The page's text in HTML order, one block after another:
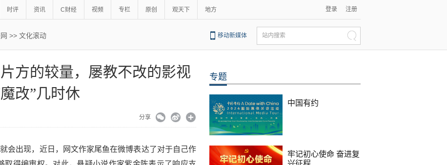
时评 资讯 C财经 视频 专栏 原创 观天下 地方 登录 注册
>> 文化滚动 移动新媒体 站内搜索
方的较量，屡教不改的影视
改”几时休
分享
会出现，近日，网文作家尾鱼在微博表达了对于自己作
专题
中国有约
牢记初心使命 奋进复
兴征程